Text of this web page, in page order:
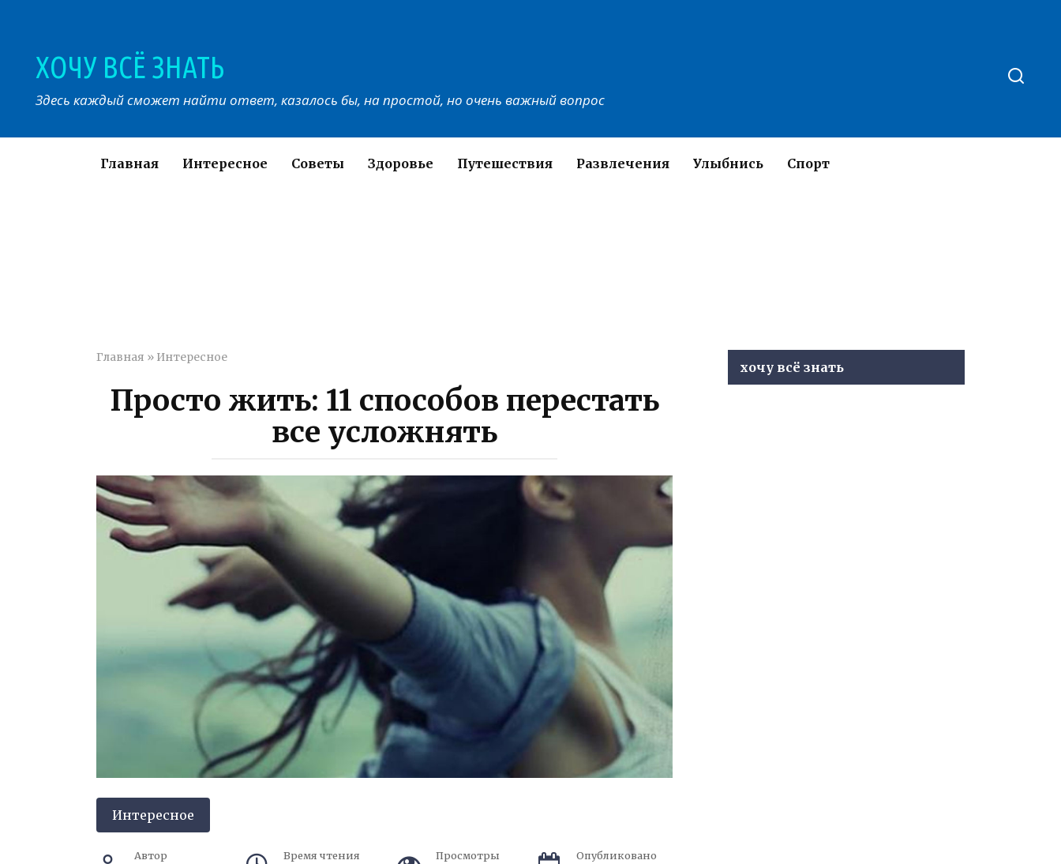
ХОЧУ ВСЁ ЗНАТЬ
Здесь каждый сможет найти ответ, казалось бы, на простой, но очень важный вопрос
Главная Интересное Советы Здоровье Путешествия Развлечения Улыбнись Спорт
Главная » Интересное
Просто жить: 11 способов перестать
все усложнять
Интересное
Автор Время чтения Просмотры Опубликовано
хочу всё знать